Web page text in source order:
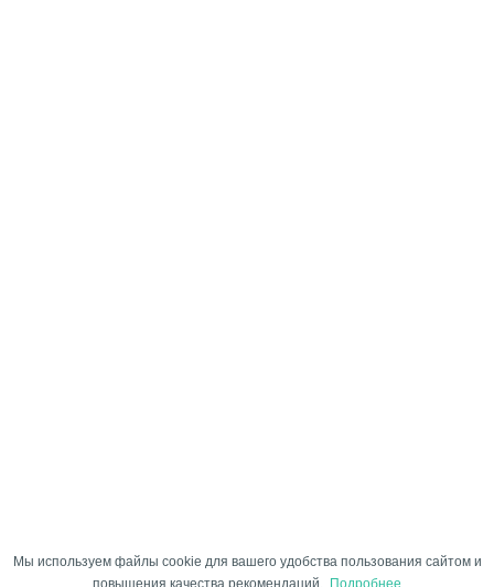
Мы используем файлы cookie для вашего удобства пользования сайтом и
повышения качества рекомендаций.
Подробнее